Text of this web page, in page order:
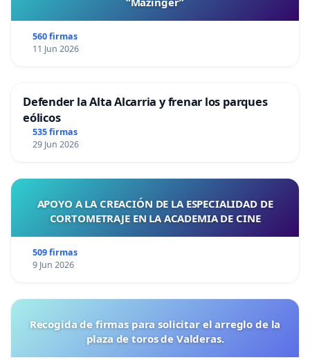
560 firmas
11 Jun 2026
Defender la Alta Alcarria y frenar los parques
eólicos
535 firmas
29 Jun 2026
APOYO A LA CREACIÓN DE LA ESPECIALIDAD DE
CORTOMETRAJE EN LA ACADEMIA DE CINE
509 firmas
9 Jun 2026
Recogida de firmas para solicitar el arreglo de la
plaza de toros de Valderas.